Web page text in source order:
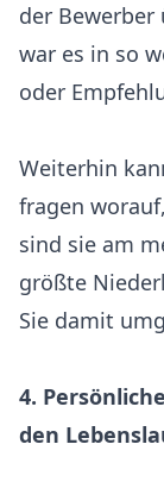
der
war es in so
oder
Weiterhin
fragen
sind sie am
größte
Sie damit
4.
den